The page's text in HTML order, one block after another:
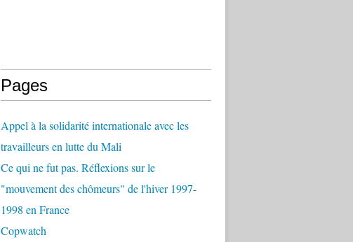
Pages
Appel à la solidarité internationale avec les
travailleurs en lutte du Mali
Ce qui ne fut pas. Réflexions sur le
"mouvement des chômeurs" de l'hiver 1997-
1998 en France
Copwatch